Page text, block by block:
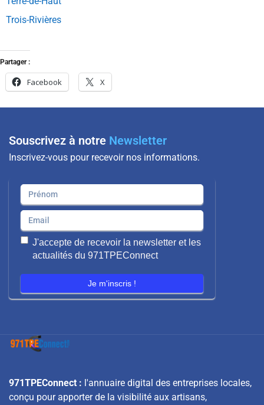
Trois-Rivières
Partager :
Facebook X
Souscrivez à notre Newsletter
Inscrivez-vous pour recevoir nos informations.
J'accepte de recevoir la newsletter et les
actualités du 971TPEConnect
Je m'inscris !
971TPEConnect : l'annuaire digital des entreprises locales,
conçu pour apporter de la visibilité aux artisans,